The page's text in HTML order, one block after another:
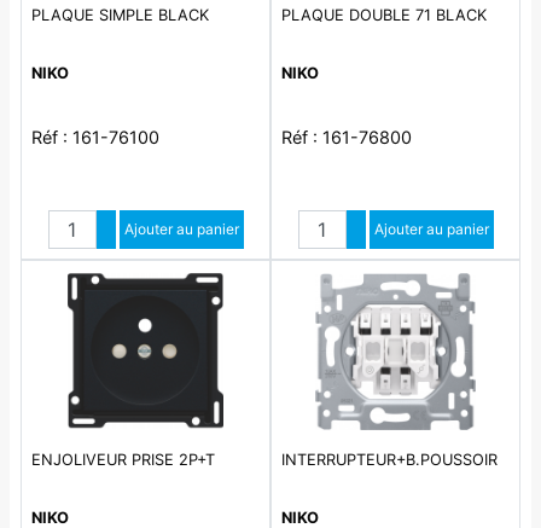
PLAQUE SIMPLE BLACK
NIKO
Réf : 161-76100
Quantité
Augmenter quantité
Diminuer quantité
Ajouter au panier
PLAQUE DOUBLE 71 BLACK
NIKO
Réf : 161-76800
Quantité
Augmenter quantité
Diminuer quantité
Ajouter au panier
ENJOLIVEUR PRISE 2P+T
NIKO
INTERRUPTEUR+B.POUSSOIR
NIKO